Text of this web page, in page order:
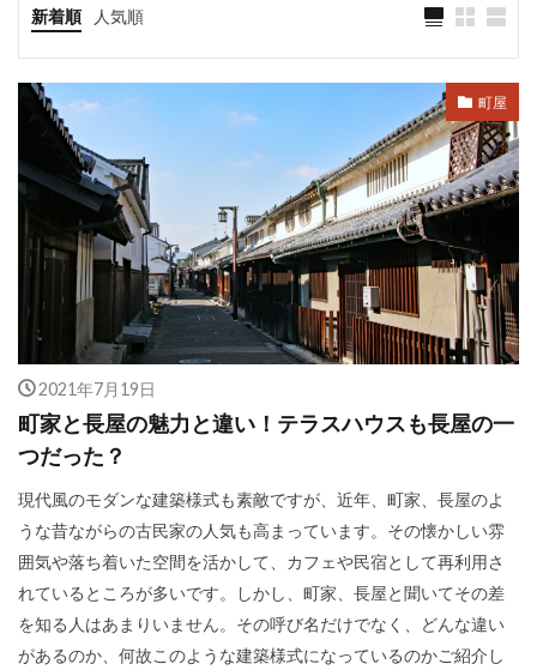
新着順 人気順
町屋
2021年7月19日
町家と長屋の魅力と違い！テラスハウスも長屋の一
つだった？
現代風のモダンな建築様式も素敵ですが、近年、町家、長屋のよ
うな昔ながらの古民家の人気も高まっています。その懐かしい雰
囲気や落ち着いた空間を活かして、カフェや民宿として再利用さ
れているところが多いです。しかし、町家、長屋と聞いてその差
を知る人はあまりいません。その呼び名だけでなく、どんな違い
があるのか、何故このような建築様式になっているのかご紹介し